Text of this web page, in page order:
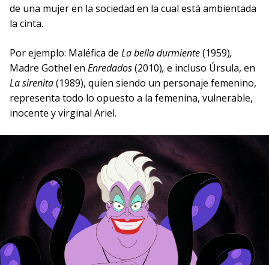
de una mujer en la sociedad en la cual está ambientada
la cinta.
Por ejemplo: Maléfica de La bella durmiente(1959),
Madre Gothel en Enredados(2010), e incluso Úrsula, en
La sirenita(1989), quien siendo un personaje femenino,
representa todo lo opuesto a la femenina, vulnerable,
inocente y virginal Ariel.